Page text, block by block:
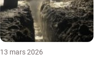
13 mars 2026